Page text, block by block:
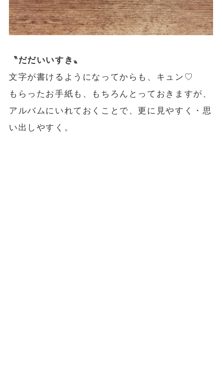
〝だだいいすき〟
文字が書けるようになってからも、キュン♡
もらったお手紙も、もちろんとっておきますが、
アルバムにいれておくことで、更に見やすく・思
い出しやすく。